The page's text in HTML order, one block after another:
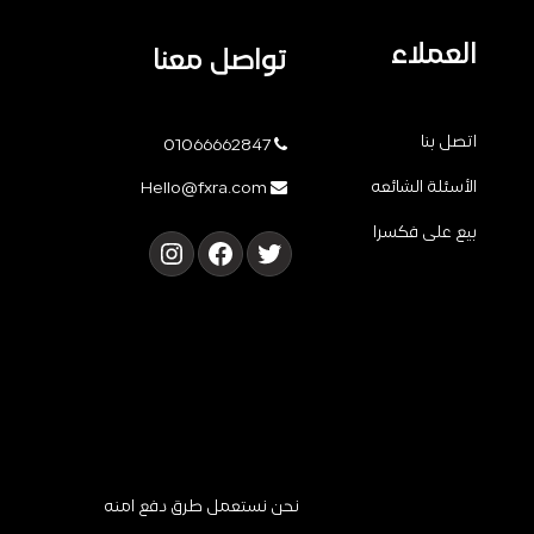
العملاء
اتصل بنا
الأسئلة الشائعه
بيع على فكسرا
تواصل معنا
01066662847
Hello@fxra.com
تويترفيسبوكإنستجرام
نحن نستعمل طرق دفع آمنه